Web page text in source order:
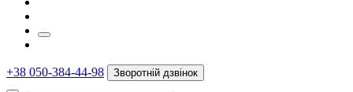
+38 050-384-44-98 Зворотній дзвінок